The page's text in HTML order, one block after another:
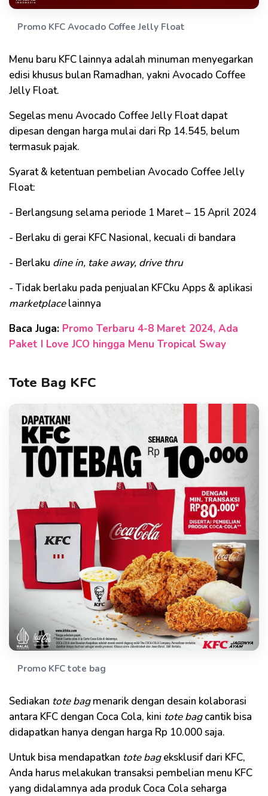
Promo KFC Avocado Coffee Jelly Float
Menu baru KFC lainnya adalah minuman menyegarkan
edisi khusus bulan Ramadhan, yakni Avocado Coffee
Jelly Float.
Segelas menu Avocado Coffee Jelly Float dapat
dipesan dengan harga mulai dari Rp 14.545, belum
termasuk pajak.
Syarat & ketentuan pembelian Avocado Coffee Jelly
Float:
- Berlangsung selama periode 1 Maret – 15 April 2024
- Berlaku di gerai KFC Nasional, kecuali di bandara
- Berlaku dine in, take away, drive thru
- Tidak berlaku pada penjualan KFCku Apps & aplikasi
marketplacelainnya
Baca Juga: Promo Terbaru 4-8 Maret 2024, Ada
Paket I Love JCO hingga Menu Tropical Sway
Tote Bag KFC
Promo KFC tote bag
Sediakan tote bagmenarik dengan desain kolaborasi
antara KFC dengan Coca Cola, kini tote bagcantik bisa
didapatkan hanya dengan harga Rp 10.000 saja.
Untuk bisa mendapatkan tote bageksklusif dari KFC,
Anda harus melakukan transaksi pembelian menu KFC
yang didalamnya ada produk Coca Cola seharga